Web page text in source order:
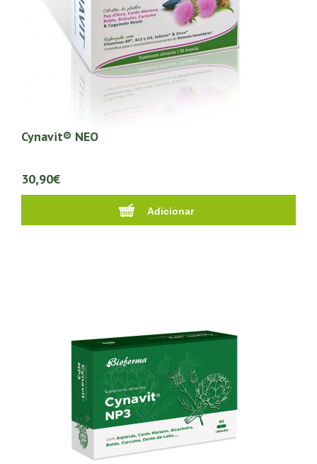
Cynavit® NEO
30,90€